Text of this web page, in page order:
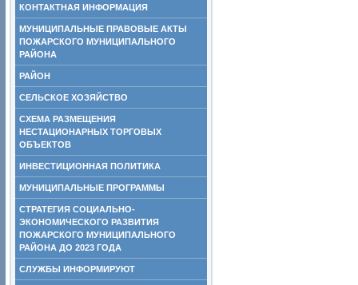
КОНТАКТНАЯ ИНФОРМАЦИЯ
МУНИЦИПАЛЬНЫЕ ПРАВОВЫЕ АКТЫ
ПОЖАРСКОГО МУНИЦИПАЛЬНОГО
РАЙОНА
РАЙОН
СЕЛЬСКОЕ ХОЗЯЙСТВО
СХЕМА РАЗМЕЩЕНИЯ
НЕСТАЦИОНАРНЫХ ТОРГОВЫХ
ОБЪЕКТОВ
ИНВЕСТИЦИОННАЯ ПОЛИТИКА
МУНИЦИПАЛЬНЫЕ ПРОГРАММЫ
СТРАТЕГИЯ СОЦИАЛЬНО-
ЭКОНОМИЧЕСКОГО РАЗВИТИЯ
ПОЖАРСКОГО МУНИЦИПАЛЬНОГО
РАЙОНА ДО 2023 ГОДА
СЛУЖБЫ ИНФОРМИРУЮТ